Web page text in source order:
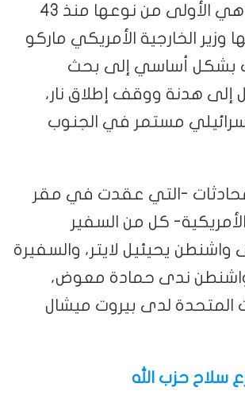
لبنان وإسرائيل هي الأولى من نوعها منذ 43
وزير الخارجية الأمريكي ماركو
بشكل أساسي إلى بحث
إلى هدنة ووقف إطلاق نار،
مستمر في الجنوب
-التي عقدت في مقر
الأمريكية- كل من السفير
واشنطن يحيئيل لايتر، والسفيرة
واشنطن ندى حمادة معوض،
المتحدة لدى بيروت ميشال
سلاح حزب الله